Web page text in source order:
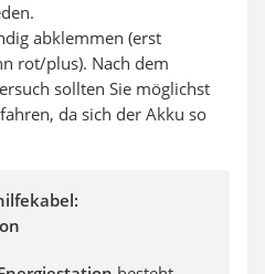
abklemmen (erst
rot/plus). Nach dem
sollten Sie möglichst
da sich der Akku so